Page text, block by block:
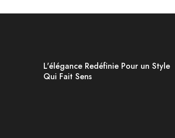
L'élégance Redéfinie Pour un Style
Qui Fait Sens